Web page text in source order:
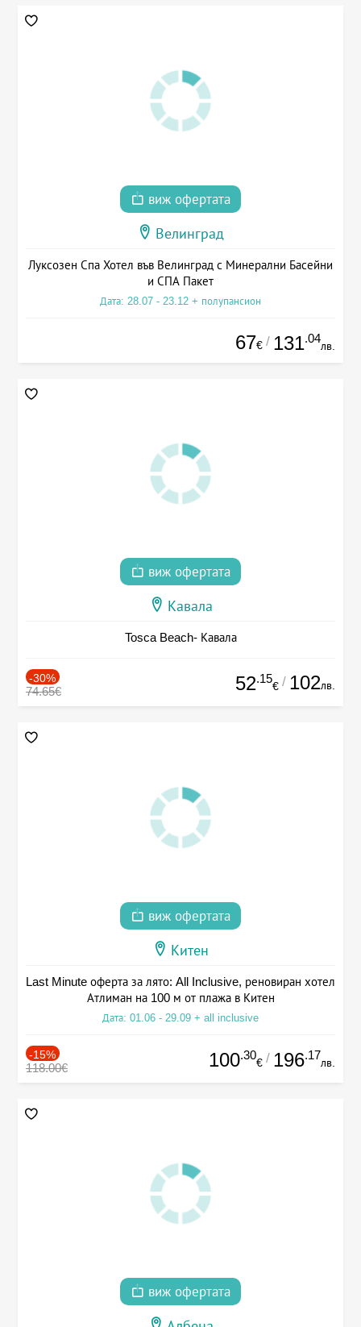
виж офертата
Велинград
Луксозен Спа Хотел във Велинград с Минерални Басейни
и СПА Пакет
Дата: 28.07 - 23.12 + полупансион
67€ / 131.04
лв.
виж офертата
Кавала
Tosca Beach- Кавала
-30%
74.65€ 52.15
€ / 102лв.
виж офертата
Китен
Last Minute оферта за лято: All Inclusive, реновиран хотел
Атлиман на 100 м от плажа в Китен
Дата: 01.06 - 29.09 + all inclusive
-15%
118.00€ 100.30
€ / 196.17
лв.
виж офертата